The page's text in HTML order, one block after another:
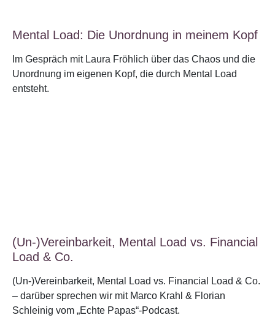
Mental Load: Die Unordnung in meinem Kopf
Im Gespräch mit Laura Fröhlich über das Chaos und die
Unordnung im eigenen Kopf, die durch Mental Load
entsteht.
(Un-)Vereinbarkeit, Mental Load vs. Financial
Load & Co.
(Un-)Vereinbarkeit, Mental Load vs. Financial Load & Co.
– darüber sprechen wir mit Marco Krahl & Florian
Schleinig vom „Echte Papas“-Podcast.